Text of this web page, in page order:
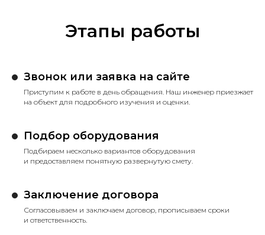
Этапы работы
Звонок или заявка на сайте
Приступим к работе в день обращения. Наш инженер приезжает
на объект для подробного изучения и оценки.
Подбор оборудования
Подбираем несколько вариантов оборудования
и предоставляем понятную развернутую смету.
Заключение договора
Согласовываем и заключаем договор, прописываем сроки
и ответственность.